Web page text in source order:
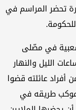
تحضر المراسم في
في مصّلى
الليل والنهار
أفراد عائلته قضوا
يشق الموكب طريقه في